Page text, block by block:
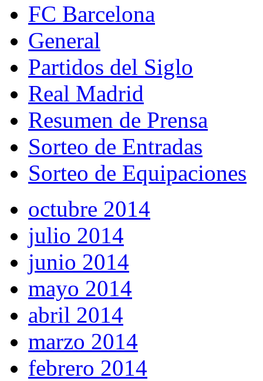
FC Barcelona
General
Partidos del Siglo
Real Madrid
Resumen de Prensa
Sorteo de Entradas
Sorteo de Equipaciones
octubre 2014
julio 2014
junio 2014
mayo 2014
abril 2014
marzo 2014
febrero 2014